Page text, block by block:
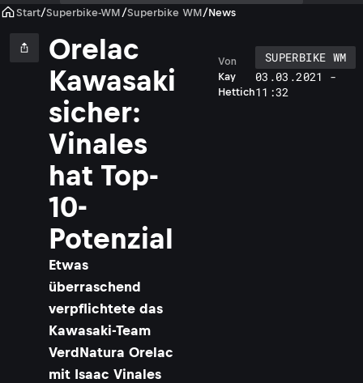
Start/Superbike-WM /Superbike WM/News
Orelac
Kawasaki
sicher:
Vinales
hat Top-
10-
Potenzial
Etwas
überraschend
verpflichtete das
Kawasaki-Team
VerdNatura Orelac
mit Isaac Vinales
Kay
Hettich
Von
SUPERBIKE WM
03.03.2021 -
11:32